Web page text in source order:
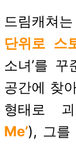
드림캐쳐
단위로 스
소녀’를
공간에 찾
형태로
Me’), 그를